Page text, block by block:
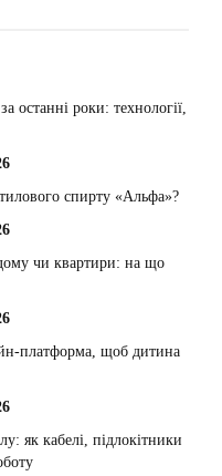
останні роки: технології,
спирту «Альфа»?
чи квартири: на що
платформа, щоб дитина
як кабелі, підлокітники